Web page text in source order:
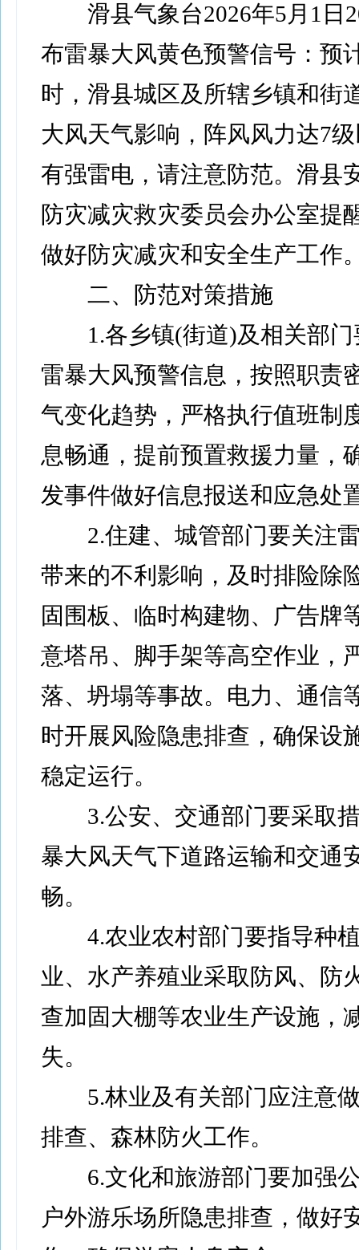
滑县气象台2026年5月1日
布雷暴大风黄色预警信号：预
时，滑县城区及所辖乡镇和街
大风天气影响，阵风风力达7
有强雷电，请注意防范。滑县
防灾减灾救灾委员会办公室提
做好防灾减灾和安全生产工作
二、防范对策措施
1.各乡镇(街道)及相关部门
雷暴大风预警信息，按照职责
气变化趋势，严格执行值班制
息畅通，提前预置救援力量，
发事件做好信息报送和应急处
2.住建、城管部门要关注雷
带来的不利影响，及时排险除
固围板、临时构建物、广告牌
意塔吊、脚手架等高空作业，
落、坍塌等事故。电力、通信
时开展风险隐患排查，确保设
稳定运行。
3.公安、交通部门要采取措
暴大风天气下道路运输和交通
畅。
4.农业农村部门要指导种
业、水产养殖业采取防风、防
查加固大棚等农业生产设施，
失。
5.林业及有关部门应注意做
排查、森林防火工作。
6.文化和旅游部门要加强公
户外游乐场所隐患排查，做好